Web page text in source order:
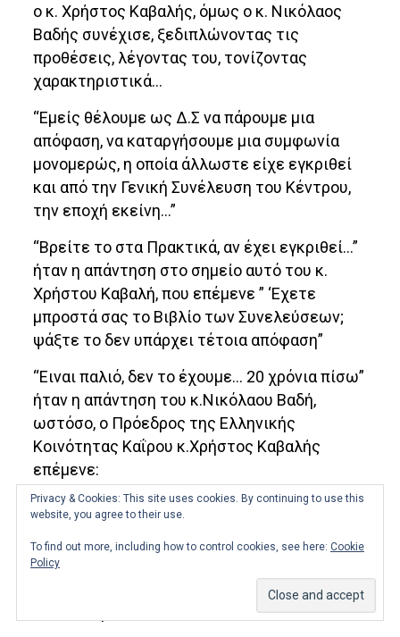
ο κ. Χρήστος Καβαλής, όμως ο κ. Νικόλαος
Βαδής συνέχισε, ξεδιπλώνοντας τις
προθέσεις, λέγοντας του, τονίζοντας
χαρακτηριστικά…
“Εμείς θέλουμε ως Δ.Σ να πάρουμε μια
απόφαση, να καταργήσουμε μια συμφωνία
μονομερώς, η οποία άλλωστε είχε εγκριθεί
και από την Γενική Συνέλευση του Κέντρου,
την εποχή εκείνη…”
“Βρείτε το στα Πρακτικά, αν έχει εγκριθεί…”
ήταν η απάντηση στο σημείο αυτό του κ.
Χρήστου Καβαλή, που επέμενε ” ‘Εχετε
μπροστά σας το Βιβλίο των Συνελεύσεων;
ψάξτε το δεν υπάρχει τέτοια απόφαση”
“Ειναι παλιό, δεν το έχουμε… 20 χρόνια πίσω”
ήταν η απάντηση του κ.Νικόλαου Βαδή,
ωστόσο, ο Πρόεδρος της Ελληνικής
Κοινότητας Καΐρου κ.Χρήστος Καβαλής
επέμενε:
“Υπάρχει αυτό το Βιβλίο? Ποιά είναι η πρώτη
το τώρα…Υπάρχει αυτό το Βιβλίο; ”
“Μη ταλαιπωρούμε τον κόσμο…” απάντησε ο
Privacy & Cookies: This site uses cookies. By continuing to use this
website, you agree to their use.
To find out more, including how to control cookies, see here: Cookie
Policy